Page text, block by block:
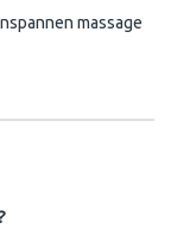
massage